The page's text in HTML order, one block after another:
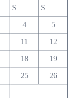
S S
4 5
11 12
18 19
25 26